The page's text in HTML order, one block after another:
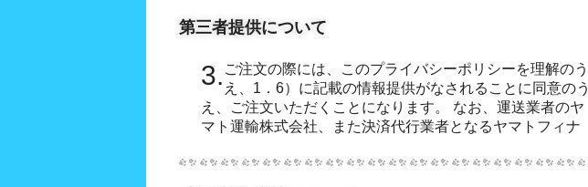
第三者提供について
3.ご注文の際には、このプライバシーポリシーを理解のう え、1．6）に記載の情報提供がなされることに同意のう
え、ご注文いただくことになります。 なお、運送業者のヤ
マト運輸株式会社、また決済代行業者となるヤマトフィナ
ンシャル株式会社に提供される情報についてはヤマト運輸 が定めるプライバシーの考え方に従って、厳重な管理体制